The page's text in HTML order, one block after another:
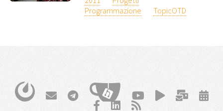
Programmazione
TopicOTD